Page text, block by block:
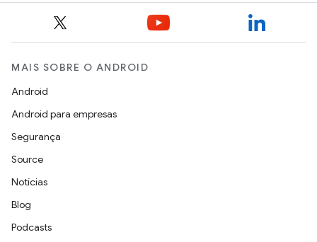
MAIS SOBRE O ANDROID
Android
Android para empresas
Segurança
Source
Notícias
Blog
Podcasts